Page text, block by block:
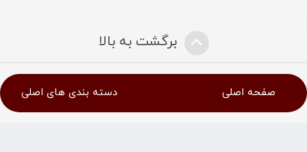
برگشت به بالا
صفحه اصلی دسته بندی های اصلی